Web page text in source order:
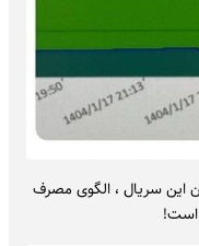
این سریال ، الگوی مصرف
است!